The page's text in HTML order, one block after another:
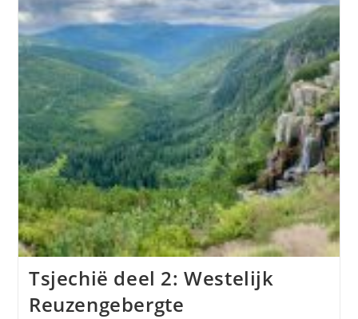
Tsjechië deel 2: Westelijk
Reuzengebergte